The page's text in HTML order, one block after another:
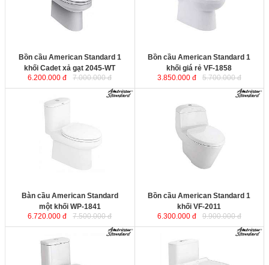
bóng cho sứ vệ sinh trong suốt
vòng đời sử dụng. Công nghệ xả
xoáy mạnh mẽ kết hợp tia đẩy giúp
Bồn cầu American Standard 1
khối Cadet xả gạt 2045-WT
6.200.000 đ
7.000.000 đ
sinh trong suốt vòng đời sử
dụng. Công nghệ xả xoáy mạnh mẽ
kết hợp tia đẩy giúp đánh bay tất cả
Bồn cầu American Standard 1
khối giá rẻ VF-1858
3.850.000 đ
5.700.000 đ
Bàn cầu American Standard một
duy trì độ sáng bóng cho sứ vệ sinh
trong suốt vòng đời sử dụng. Công
đẩy giúp đánh bay tất cả các loại
Bàn cầu American Standard
một khối WP-1841
6.720.000 đ
7.500.000 đ
Bồn cầu American Standard 1
khối VF-2011 sử dụng công nghệ
chống bám bẩn, chống bám cặn,
duy trì độ sáng bóng cho sứ vệ sinh
trong suốt vòng đời sử dụng. Công
nghệ xả xoáy mạnh mẽ kết hợp tia
đẩy giúp đánh bay tất cả các loại
Bồn cầu American Standard 1
khối VF-2011
6.300.000 đ
9.900.000 đ
Bàn cầu một khối American
Standard WP-2073
nghệ chống bám bẩn, chống bám
Bồn cầu 1 khối American
dụng công nghệ chống bám bẩn,